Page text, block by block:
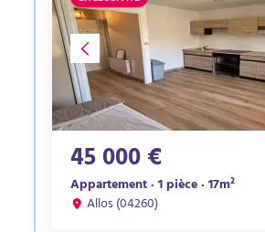
45 000 €
Appartement · 1 pièce · 17m²
Allos (04260)